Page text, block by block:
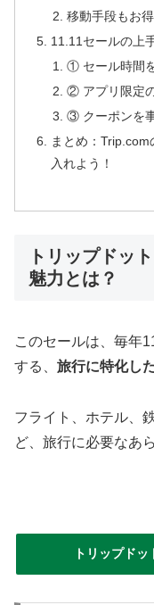
移動手段もお
11.11セールの上
① セール時間
② アプリ限定
③ クーポンを
まとめ：
入れよう！
トリップドッ
魅力とは？
このセールは、毎年
する、 旅行に特化し
フライト、ホテル、
ど、旅行に必要なあ
トリップド